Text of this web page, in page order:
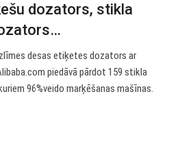
dozators, stikla
desas etiķetes dozators ar
piedāvā pārdot 159 stikla
96%veido marķēšanas mašīnas.